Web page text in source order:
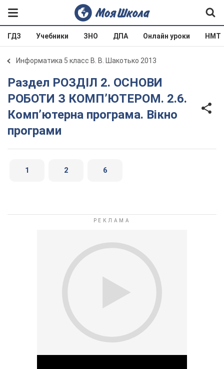
ГДЗ Учебники ЗНО ДПА Онлайн уроки НМТ
Информатика 5 класс В. В. Шакотько 2013
Раздел РОЗДІЛ 2. ОСНОВИ
РОБОТИ З КОМП’ЮТЕРОМ. 2.6.
Комп’ютерна програма. Вікно
програми
1 2 6